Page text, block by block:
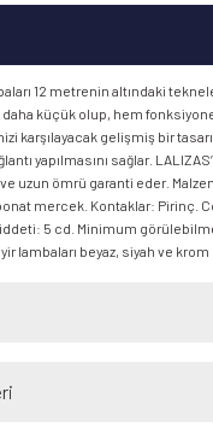
12 metrenin altındaki
daha küçük olup, hem
karşılayacak gelişmiş bir
yapılmasını sağlar.
uzun ömrü garanti eder.
mercek. Kontaklar: Pirinç.
5 cd. Minimum
lambaları beyaz, siyah ve